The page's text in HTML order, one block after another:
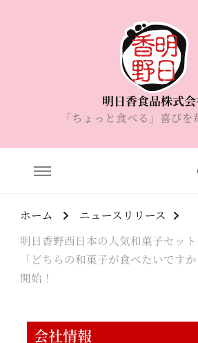
明日香食品株式
「ちょっと食べる」喜び
ホーム
ニュースリリース
明日香野西日本の人気和菓子セッ
「どちらの和菓子が食べたいです
開始！
会社情報